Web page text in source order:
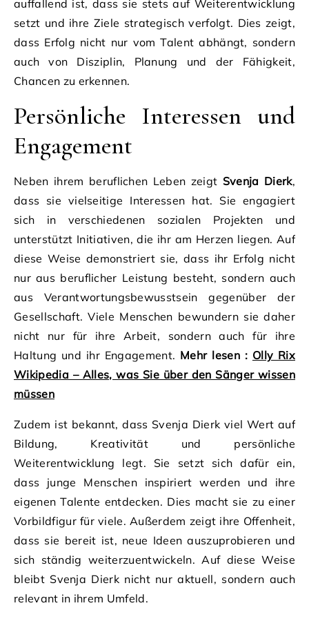
auffallend ist, dass sie stets auf Weiterentwicklung
setzt und ihre Ziele strategisch verfolgt. Dies zeigt,
dass Erfolg nicht nur vom Talent abhängt, sondern
auch von Disziplin, Planung und der Fähigkeit,
Chancen zu erkennen.
Persönliche Interessen und
Engagement
Neben ihrem beruflichen Leben zeigt Svenja Dierk,
dass sie vielseitige Interessen hat. Sie engagiert
sich in verschiedenen sozialen Projekten und
unterstützt Initiativen, die ihr am Herzen liegen. Auf
diese Weise demonstriert sie, dass ihr Erfolg nicht
nur aus beruflicher Leistung besteht, sondern auch
aus Verantwortungsbewusstsein gegenüber der
Gesellschaft. Viele Menschen bewundern sie daher
nicht nur für ihre Arbeit, sondern auch für ihre
Haltung und ihr Engagement. Mehr lesen : Olly Rix
Wikipedia – Alles, was Sie über den Sänger wissen
müssen
Zudem ist bekannt, dass Svenja Dierk viel Wert auf
Bildung, Kreativität und persönliche
Weiterentwicklung legt. Sie setzt sich dafür ein,
dass junge Menschen inspiriert werden und ihre
eigenen Talente entdecken. Dies macht sie zu einer
Vorbildfigur für viele. Außerdem zeigt ihre Offenheit,
dass sie bereit ist, neue Ideen auszuprobieren und
sich ständig weiterzuentwickeln. Auf diese Weise
bleibt Svenja Dierk nicht nur aktuell, sondern auch
relevant in ihrem Umfeld.